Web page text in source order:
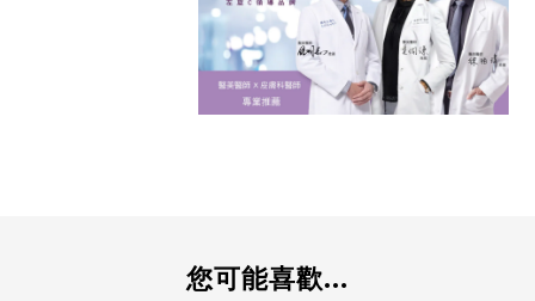
您可能喜歡...